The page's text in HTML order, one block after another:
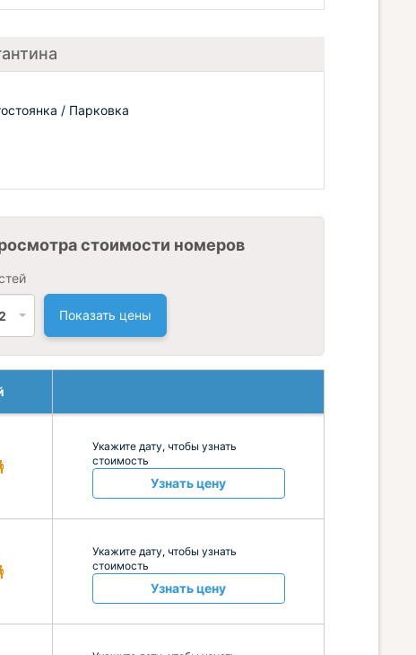
/ Парковка
стоимости номеров
Показать цены
Укажите дату, чтобы узнать
стоимость
Узнать цену
Укажите дату, чтобы узнать
стоимость
Узнать цену